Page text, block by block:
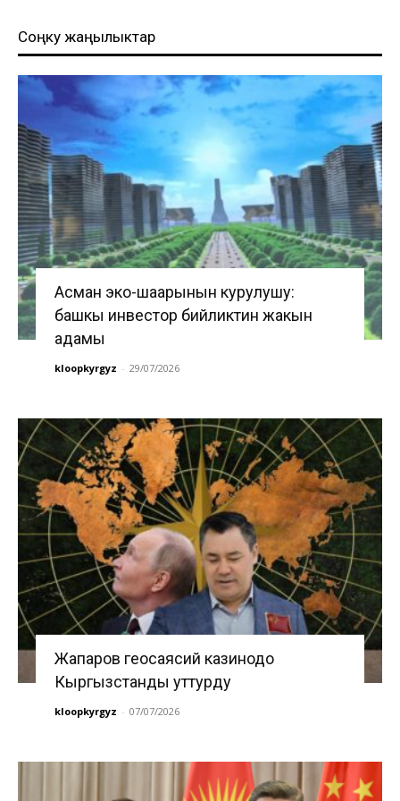
Соңку жаңылыктар
Асман эко-шаарынын курулушу:
башкы инвестор бийликтин жакын
адамы
kloopkyrgyz - 29/07/2026
Жапаров геосаясий казинодо
Кыргызстанды уттурду
kloopkyrgyz - 07/07/2026